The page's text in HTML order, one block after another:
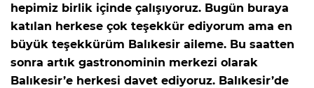
hepimiz birlik içinde çalışıyoruz. Bugün buraya
katılan herkese çok teşekkür ediyorum ama en
büyük teşekkürüm Balıkesir aileme. Bu saatten
sonra artık gastronominin merkezi olarak
Balıkesir’e herkesi davet ediyoruz. Balıkesir’de